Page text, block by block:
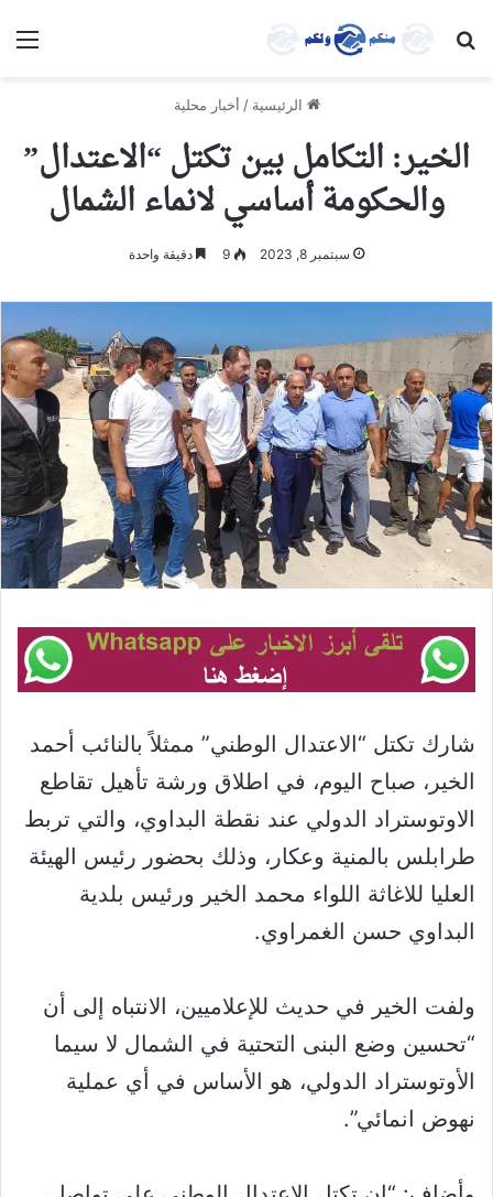
بحث عن
الرئيسية / أخبار محلية
الخير: التكامل بين تكتل “الاعتدال”
والحكومة أساسي لانماء الشمال
سبتمبر 8, 2023 9 دقيقة واحدة
شارك تكتل “الاعتدال الوطني” ممثلاً بالنائب أحمد
الخير، صباح اليوم، في اطلاق ورشة تأهيل تقاطع
الاوتوستراد الدولي عند نقطة البداوي، والتي تربط
طرابلس بالمنية وعكار، وذلك بحضور رئيس الهيئة
العليا للاغاثة اللواء محمد الخير ورئيس بلدية
البداوي حسن الغمراوي.
ولفت الخير في حديث للإعلاميين، الانتباه إلى أن
“تحسين وضع البنى التحتية في الشمال لا سيما
الأوتوستراد الدولي، هو الأساس في أي عملية
نهوض انمائي”.